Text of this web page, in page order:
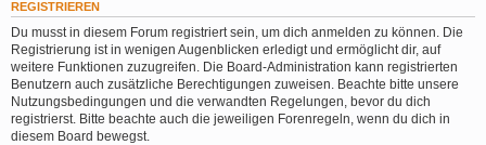
REGISTRIEREN
Du musst in diesem Forum registriert sein, um dich anmelden zu können. Die
Registrierung ist in wenigen Augenblicken erledigt und ermöglicht dir, auf
weitere Funktionen zuzugreifen. Die Board-Administration kann registrierten
Benutzern auch zusätzliche Berechtigungen zuweisen. Beachte bitte unsere
Nutzungsbedingungen und die verwandten Regelungen, bevor du dich
registrierst. Bitte beachte auch die jeweiligen Forenregeln, wenn du dich in
diesem Board bewegst.